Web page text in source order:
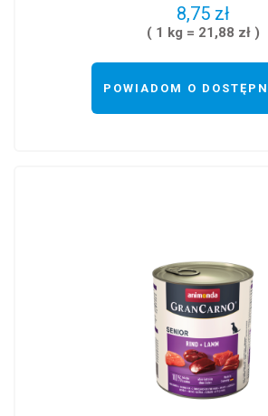
8,75 zł
( 1 kg = 21,88 zł )
POWIADOM O